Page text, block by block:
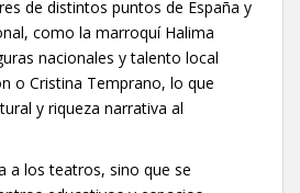
de distintos puntos de España y
como la marroquí Halima
nacionales y talento local
o Cristina Temprano, lo que
y riqueza narrativa al
a los teatros, sino que se